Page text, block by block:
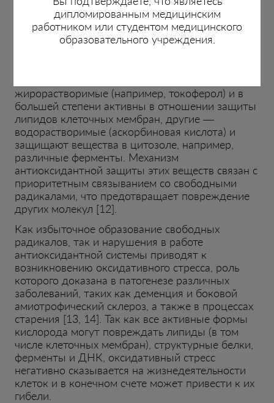
дипломированным медицинским
работником или студентом медицинского
образовательного учреждения.
кофактора) [8]. Собственной антиоксидантной
активностью обладают многие соединения, в
первую очередь витамины (токоферол, бета-
каротин, аскорбиновая кислота), различные
жирорастворимые (например, токоферол) и в
большей степени активны в отношении защиты
липидов клеточных мембран, другие —
водорастворимые (аскорбиновая кислота) и
защищают вещества в цитозоле, например,
различные ферменты. Механизм
антиоксидантной защиты этих веществ связан с
приоритетным связыванием со свободными
радикалами, что предотвращает повреждение
других молекул [12].
Как избыточное образование свободных
радикалов, так и нарушения в работе
антиоксидантной системы приводят к
возникновению оксидативного стресса, роль
которого доказана в патогенезе различных
заболеваний, таких как деменция и боковой
амиотрофический склероз, а также в процессах
старения [13, 14]. Так как все активные формы
кислорода могут повреждать липиды (в том
числе клеточных мембран), структурные белки,
ферменты и ДНК, оксидативный стресс
негативно сказывается на жизнедеятельности
клеток и в конечном счете может привести к их
гибели.